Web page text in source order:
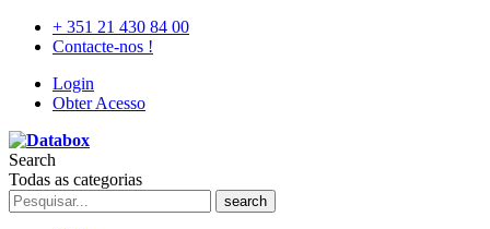
+ 351 21 430 84 00
Contacte-nos !
Login
Obter Acesso
Search
Todas as categorias
search